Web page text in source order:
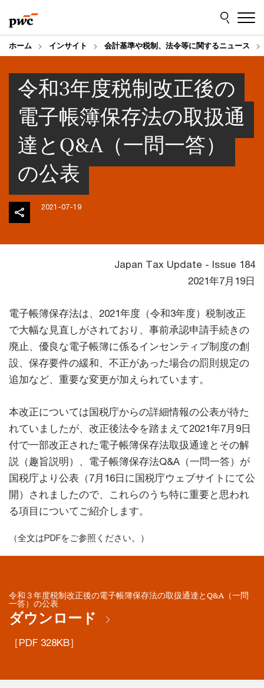
to
content
to
footer
ホーム インサイト 会計基準や税制、法令等に関するニュース
令和3年度税制改正後の
電子帳簿保存法の取扱通
達とQ&A（一問一答）
の公表
2021-07-19
Japan Tax Update - Issue 184
2021年7月19日
電子帳簿保存法は、2021年度（令和3年度）税制改正
で大幅な見直しがされており、事前承認申請手続きの
廃止、優良な電子帳簿に係るインセンティブ制度の創
設、保存要件の緩和、不正があった場合の罰則規定の
追加など、重要な変更が加えられています。
本改正については国税庁からの詳細情報の公表が待た
れていましたが、改正後法令を踏まえて2021年7月9日
付で一部改正された電子帳簿保存法取扱通達とその解
説（趣旨説明）、電子帳簿保存法Q&A（一問一答）が
国税庁より公表（7月16日に国税庁ウェブサイトにて公
開）されましたので、これらのうち特に重要と思われ
る項目についてご紹介します。
（全文はPDFをご参照ください。）
令和３年度税制改正後の電子帳簿保存法の取扱通達とQ&A（一問
一答）の公表
ダウンロード
［PDF 328KB］